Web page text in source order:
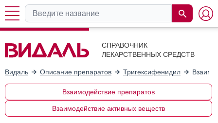
СПРАВОЧНИК
ЛЕКАРСТВЕННЫХ СРЕДСТВ
Видаль Описание препаратов Тригексифенидил
Взаимодействие препаратов
Взаимодействие активных веществ